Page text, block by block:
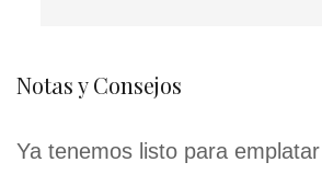
Notas y Consejos
Ya tenemos listo para